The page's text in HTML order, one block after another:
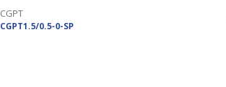
CGPT
CGPT1.5/0.5-0-SP